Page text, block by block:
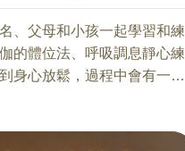
、父母和小孩一起學習和練
的體位法、呼吸調息靜心練
身心放鬆，過程中會有一些